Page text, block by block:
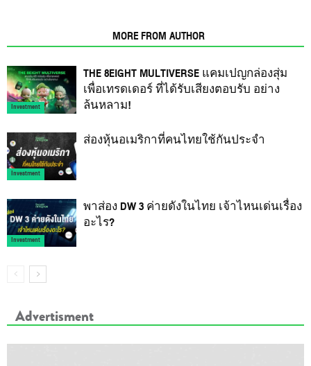
MORE FROM AUTHOR
Investment
THE 8EIGHT MULTIVERSE แคมเปญกล่องสุ่ม
เพื่อเทรดเดอร์ ที่ได้รับเสียงตอบรับ อย่าง
ล้นหลาม!
Investment
ส่องหุ้นอเมริกาที่คนไทยใช้กันประจำ
Investment
พาส่อง DW 3 ค่ายดังในไทย เจ้าไหนเด่นเรื่อง
อะไร?
Advertisment